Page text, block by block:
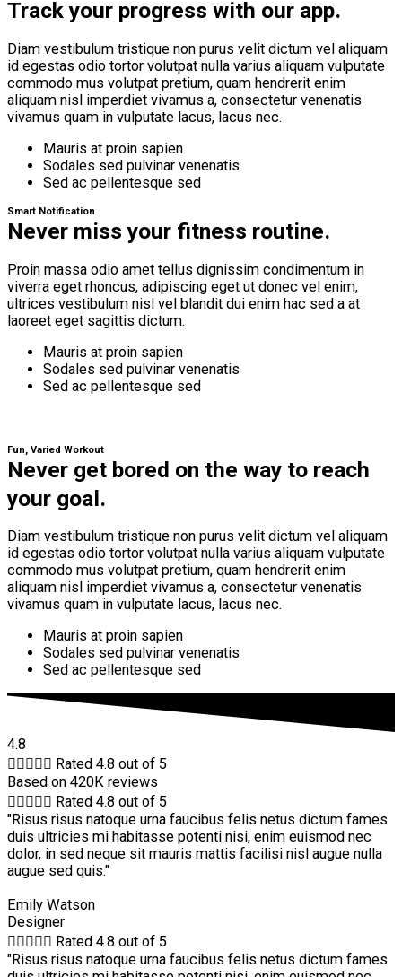
Track your progress with our app.
Diam vestibulum tristique non purus velit dictum vel aliquam
id egestas odio tortor volutpat nulla varius aliquam vulputate
commodo mus volutpat pretium, quam hendrerit enim
aliquam nisl imperdiet vivamus a, consectetur venenatis
vivamus quam in vulputate lacus, lacus nec.
Mauris at proin sapien
Sodales sed pulvinar venenatis
Sed ac pellentesque sed
Smart Notification
Never miss your fitness routine.
Proin massa odio amet tellus dignissim condimentum in
viverra eget rhoncus, adipiscing eget ut donec vel enim,
ultrices vestibulum nisl vel blandit dui enim hac sed a at
laoreet eget sagittis dictum.
Mauris at proin sapien
Sodales sed pulvinar venenatis
Sed ac pellentesque sed
Fun, Varied Workout
Never get bored on the way to reach
your goal.
Diam vestibulum tristique non purus velit dictum vel aliquam
id egestas odio tortor volutpat nulla varius aliquam vulputate
commodo mus volutpat pretium, quam hendrerit enim
aliquam nisl imperdiet vivamus a, consectetur venenatis
vivamus quam in vulputate lacus, lacus nec.
Mauris at proin sapien
Sodales sed pulvinar venenatis
Sed ac pellentesque sed
4.8
 Rated 4.8 out of 5
Based on 420K reviews
 Rated 4.8 out of 5
"Risus risus natoque urna faucibus felis netus dictum fames
duis ultricies mi habitasse potenti nisi, enim euismod nec
dolor, in sed neque sit mauris mattis facilisi nisl augue nulla
augue sed quis."
Emily Watson
Designer
 Rated 4.8 out of 5
"Risus risus natoque urna faucibus felis netus dictum fames